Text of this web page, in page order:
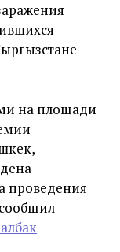
на площади
проведения